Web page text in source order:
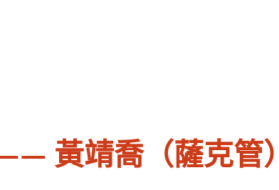
黃靖喬（薩克管）